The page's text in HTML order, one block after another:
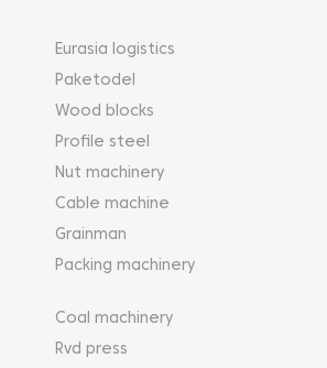
Eurasia logistics
Paketodel
Wood blocks
Profile steel
Nut machinery
Cable machine
Grainman
Packing machinery
Coal machinery
Rvd press